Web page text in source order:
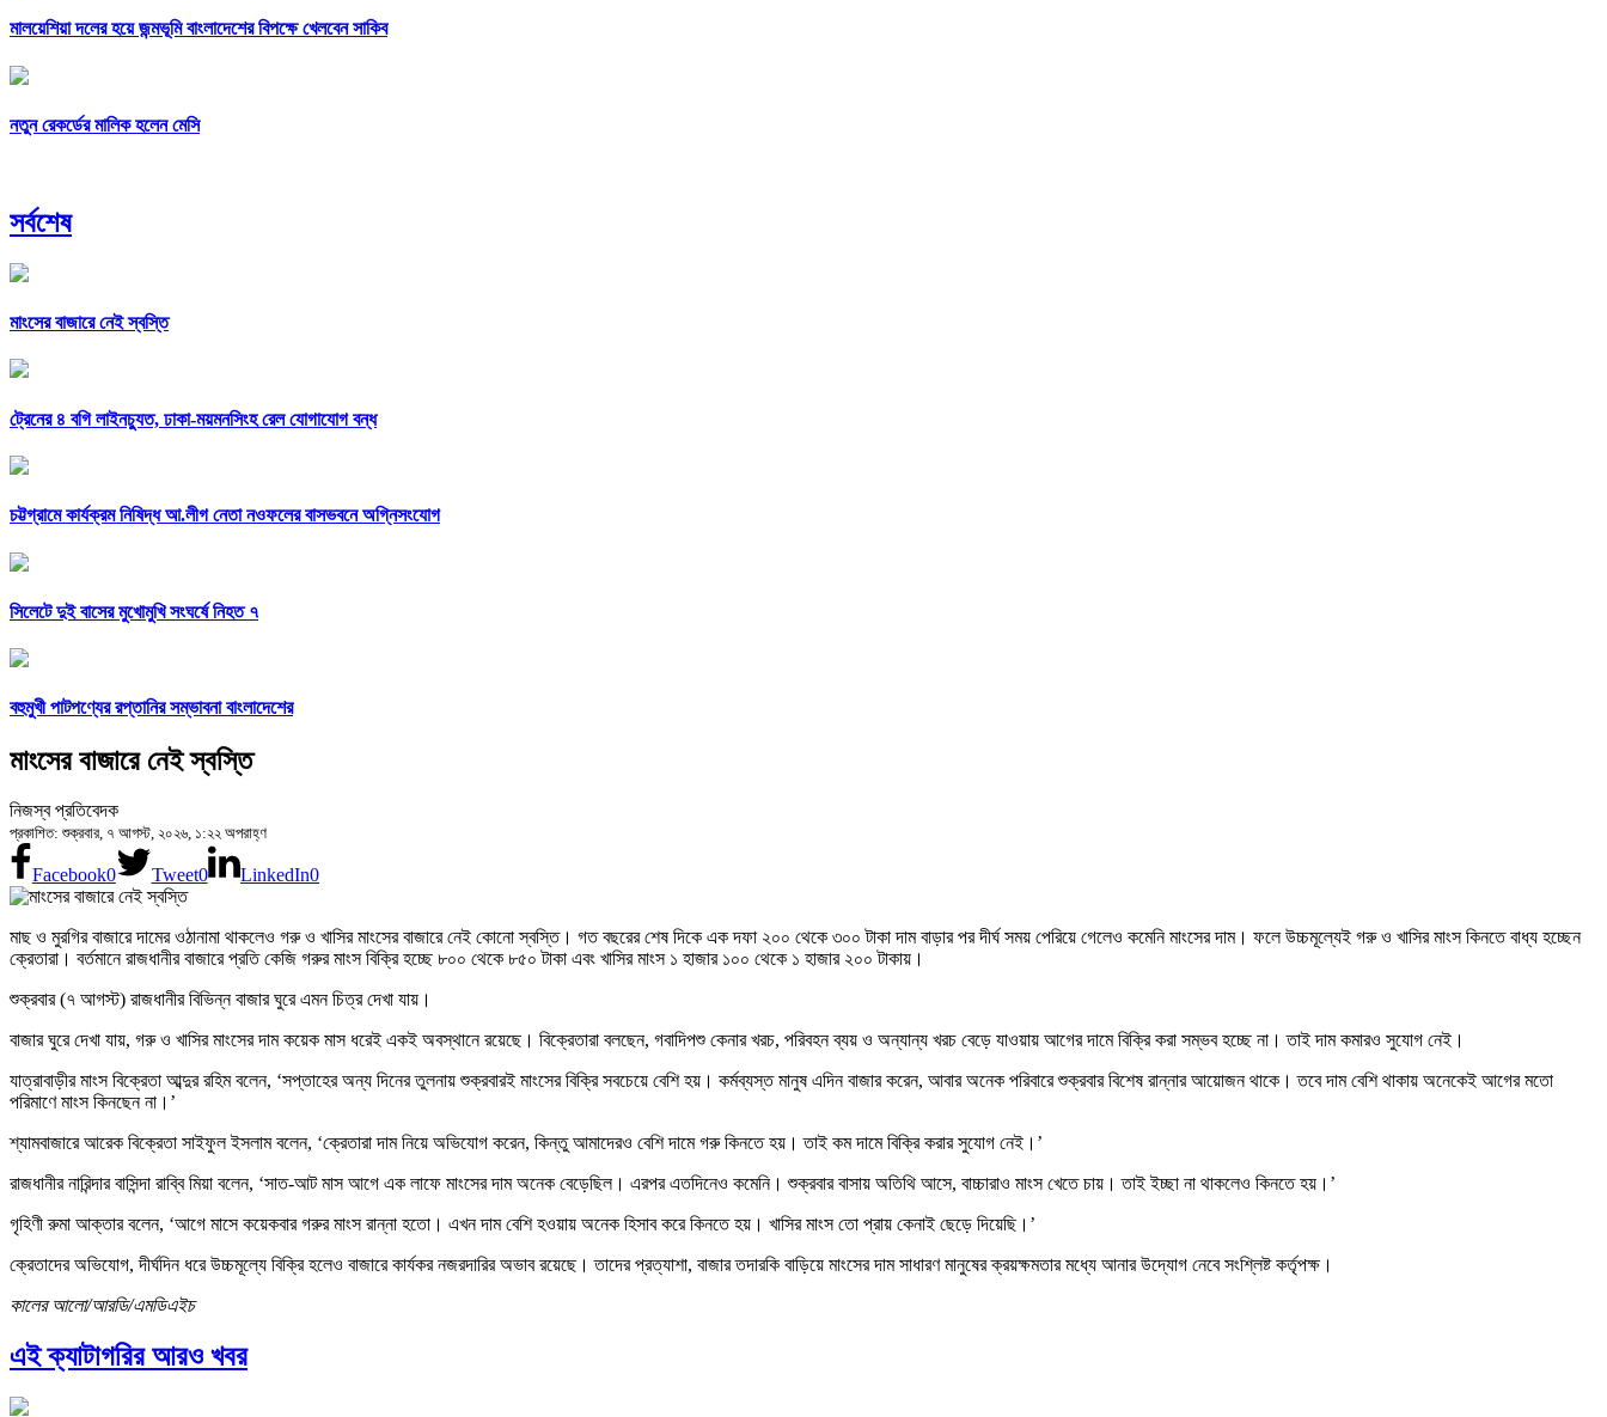
মালয়েশিয়া দলের হয়ে জন্মভূমি বাংলাদেশের বিপক্ষে খেলবেন সাকিব
নতুন রেকর্ডের মালিক হলেন মেসি
সর্বশেষ
মাংসের বাজারে নেই স্বস্তি
ট্রেনের ৪ বগি লাইনচ্যুত, ঢাকা-ময়মনসিংহ রেল যোগাযোগ বন্ধ
চট্টগ্রামে কার্যক্রম নিষিদ্ধ আ.লীগ নেতা নওফলের বাসভবনে অগ্নিসংযোগ
সিলেটে দুই বাসের মুখোমুখি সংঘর্ষে নিহত ৭
বহুমুখী পাটপণ্যের রপ্তানির সম্ভাবনা বাংলাদেশের
মাংসের বাজারে নেই স্বস্তি
নিজস্ব প্রতিবেদক
প্রকাশিত: শুক্রবার, ৭ আগস্ট, ২০২৬, ১:২২ অপরাহ্ণ
Facebook0 Tweet0 LinkedIn0
মাছ ও মুরগির বাজারে দামের ওঠানামা থাকলেও গরু ও খাসির মাংসের বাজারে নেই কোনো স্বস্তি। গত বছরের শেষ দিকে এক দফা ২০০ থেকে ৩০০ টাকা দাম বাড়ার পর দীর্ঘ সময় পেরিয়ে গেলেও কমেনি মাংসের দাম। ফলে উচ্চমূল্যেই গরু ও খাসির মাংস কিনতে বাধ্য হচ্ছেন
ক্রেতারা। বর্তমানে রাজধানীর বাজারে প্রতি কেজি গরুর মাংস বিক্রি হচ্ছে ৮০০ থেকে ৮৫০ টাকা এবং খাসির মাংস ১ হাজার ১০০ থেকে ১ হাজার ২০০ টাকায়।
শুক্রবার (৭ আগস্ট) রাজধানীর বিভিন্ন বাজার ঘুরে এমন চিত্র দেখা যায়।
বাজার ঘুরে দেখা যায়, গরু ও খাসির মাংসের দাম কয়েক মাস ধরেই একই অবস্থানে রয়েছে। বিক্রেতারা বলছেন, গবাদিপশু কেনার খরচ, পরিবহন ব্যয় ও অন্যান্য খরচ বেড়ে যাওয়ায় আগের দামে বিক্রি করা সম্ভব হচ্ছে না। তাই দাম কমারও সুযোগ নেই।
যাত্রাবাড়ীর মাংস বিক্রেতা আব্দুর রহিম বলেন, ‘সপ্তাহের অন্য দিনের তুলনায় শুক্রবারই মাংসের বিক্রি সবচেয়ে বেশি হয়। কর্মব্যস্ত মানুষ এদিন বাজার করেন, আবার অনেক পরিবারে শুক্রবার বিশেষ রান্নার আয়োজন থাকে। তবে দাম বেশি থাকায় অনেকেই আগের মতো
পরিমাণে মাংস কিনছেন না।’
শ্যামবাজারে আরেক বিক্রেতা সাইফুল ইসলাম বলেন, ‘ক্রেতারা দাম নিয়ে অভিযোগ করেন, কিন্তু আমাদেরও বেশি দামে গরু কিনতে হয়। তাই কম দামে বিক্রি করার সুযোগ নেই।’
রাজধানীর নারিন্দার বাসিন্দা রাব্বি মিয়া বলেন, ‘সাত-আট মাস আগে এক লাফে মাংসের দাম অনেক বেড়েছিল। এরপর এতদিনেও কমেনি। শুক্রবার বাসায় অতিথি আসে, বাচ্চারাও মাংস খেতে চায়। তাই ইচ্ছা না থাকলেও কিনতে হয়।’
গৃহিণী রুমা আক্তার বলেন, ‘আগে মাসে কয়েকবার গরুর মাংস রান্না হতো। এখন দাম বেশি হওয়ায় অনেক হিসাব করে কিনতে হয়। খাসির মাংস তো প্রায় কেনাই ছেড়ে দিয়েছি।’
ক্রেতাদের অভিযোগ, দীর্ঘদিন ধরে উচ্চমূল্যে বিক্রি হলেও বাজারে কার্যকর নজরদারির অভাব রয়েছে। তাদের প্রত্যাশা, বাজার তদারকি বাড়িয়ে মাংসের দাম সাধারণ মানুষের ক্রয়ক্ষমতার মধ্যে আনার উদ্যোগ নেবে সংশ্লিষ্ট কর্তৃপক্ষ।
কালের আলো/আরডি/এমডিএইচ
এই ক্যাটাগরির আরও খবর